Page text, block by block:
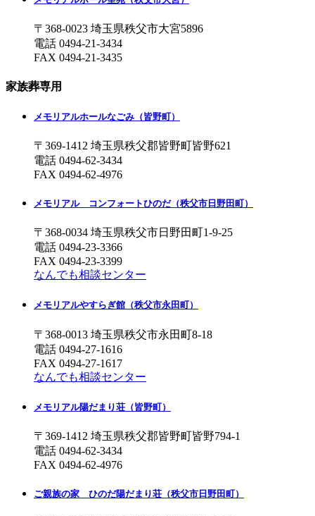
〒368-0023 埼玉県秩父市大宮5896
電話 0494-21-3434
FAX 0494-21-3435
家族葬専用
メモリアルホールなごみ （皆野町）
〒369-1412 埼玉県秩父郡皆野町皆野621
電話 0494-62-3434
FAX 0494-62-4976
メモリアル コンフォートひのだ（秩父市日野田町）
〒368-0034 埼玉県秩父市日野田町1-9-25
電話 0494-23-3366
FAX 0494-23-3399
なんでも相談センター
メモリアルやすらぎ館 （秩父市永田町）
〒368-0013 埼玉県秩父市永田町8-18
電話 0494-27-1616
FAX 0494-27-1617
なんでも相談センター
メモリアル陽だまり荘 （皆野町）
〒369-1412 埼玉県秩父郡皆野町皆野794-1
電話 0494-62-3434
FAX 0494-62-4976
ご親族の家 ひのだ陽だまり荘 （秩父市日野田町）